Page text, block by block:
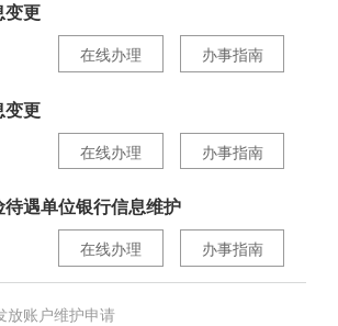
变更
办事指南
在线办理
变更
办事指南
在线办理
遇单位银行信息维护
办事指南
在线办理
放账户维护申请